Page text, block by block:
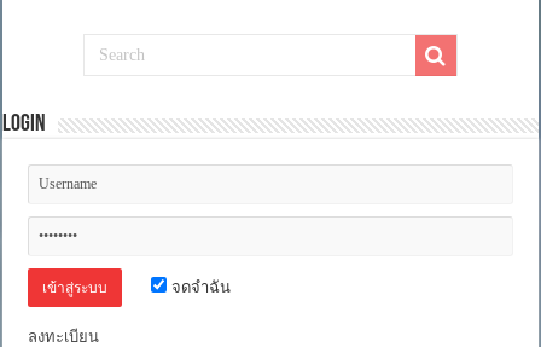
Login
จดจำฉัน
ลงทะเบียน